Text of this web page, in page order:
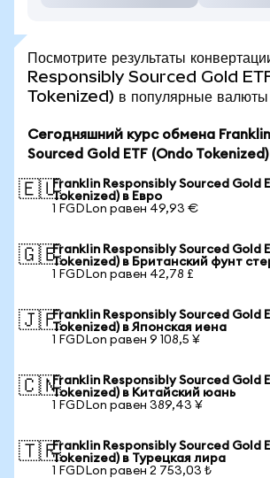
Посмотрите результаты
Responsibly Sourced Gold
Tokenized) в популярные валюты
Сегодняшний курс обмена
Sourced Gold ETF (Ondo Tokenized)
🇪🇺Franklin Responsibly Sourced Gold
Tokenized) в Евро
1 FGDLon равен 49,93 €
🇬🇧Franklin Responsibly Sourced Gold
Tokenized) в Британский фунт
1 FGDLon равен 42,78 £
🇯🇵Franklin Responsibly Sourced Gold
Tokenized) в Японская иена
1 FGDLon равен 9 108,5 ¥
🇨🇳Franklin Responsibly Sourced Gold
Tokenized) в Китайский юань
1 FGDLon равен 389,43 ¥
🇹🇷Franklin Responsibly Sourced Gold
Tokenized) в Турецкая лира
1 FGDLon равен 2 753,03 ₺